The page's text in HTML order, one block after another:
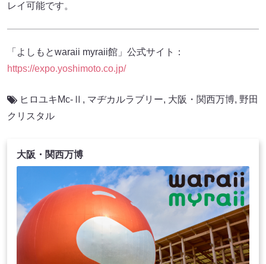
レイ可能です。
「よしもとwaraii myraii館」公式サイト：
https://expo.yoshimoto.co.jp/
ヒロユキMc-Ⅱ , マヂカルラブリー, 大阪・関西万博, 野田
クリスタル
大阪・関西万博